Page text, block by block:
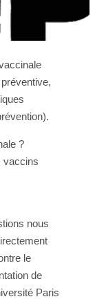
?
vaccins
nous
le
de
Paris